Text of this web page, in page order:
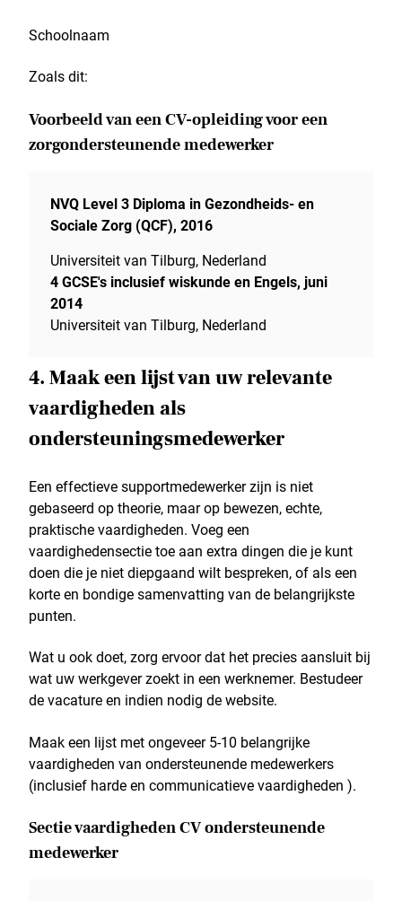
Schoolnaam
Zoals dit:
Voorbeeld van een CV-opleiding voor een
zorgondersteunende medewerker
NVQ Level 3 Diploma in Gezondheids- en
Sociale Zorg (QCF), 2016
Universiteit van Tilburg, Nederland
4 GCSE's inclusief wiskunde en Engels, juni
2014
Universiteit van Tilburg, Nederland
4. Maak een lijst van uw relevante
vaardigheden als
ondersteuningsmedewerker
Een effectieve supportmedewerker zijn is niet
gebaseerd op theorie, maar op bewezen, echte,
praktische vaardigheden. Voeg een
vaardighedensectie toe aan extra dingen die je kunt
doen die je niet diepgaand wilt bespreken, of als een
korte en bondige samenvatting van de belangrijkste
punten.
Wat u ook doet, zorg ervoor dat het precies aansluit bij
wat uw werkgever zoekt in een werknemer. Bestudeer
de vacature en indien nodig de website.
Maak een lijst met ongeveer 5-10 belangrijke
vaardigheden van ondersteunende medewerkers
(inclusief harde en communicatieve vaardigheden ).
Sectie vaardigheden CV ondersteunende
medewerker